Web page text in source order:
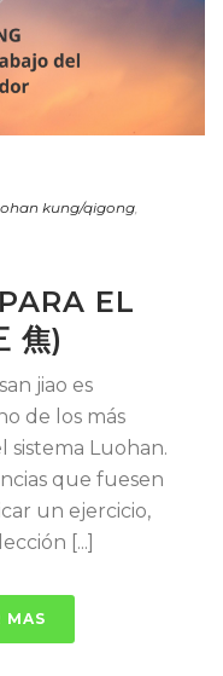
kung/qigong
EL
焦)
jiao es
de los más
sistema Luohan.
que fuesen
un ejercicio,
[...]
MAS